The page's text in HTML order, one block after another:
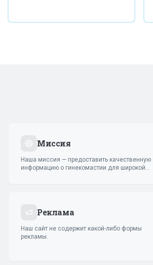
Миссия
Наша миссия — предоставить качественную
информацию о гинекомастии для широкой
Реклама
Наш сайт не содержит какой-либо формы
рекламы.